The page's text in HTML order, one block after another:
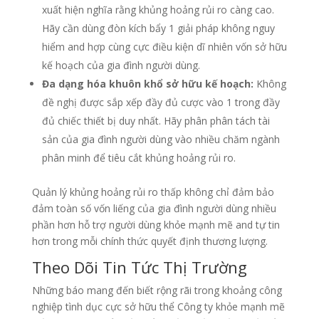
xuất hiện nghĩa rằng khủng hoảng rủi ro càng cao.
Hãy cần dùng đòn kích bẩy 1 giải pháp không nguy
hiểm and hợp cùng cực điều kiện dĩ nhiên vốn sở hữu
kế hoạch của gia đình người dùng.
Đa dạng hóa khuôn khổ sở hữu kế hoạch: Không
đề nghị được sắp xếp đầy đủ cược vào 1 trong đầy
đủ chiếc thiết bị duy nhất. Hãy phân phân tách tài
sản của gia đình người dùng vào nhiều chăm ngành
phân minh để tiêu cắt khủng hoảng rủi ro.
Quản lý khủng hoảng rủi ro thấp không chỉ đảm bảo
đảm toàn số vốn liếng của gia đình người dùng nhiều
phần hơn hỗ trợ người dùng khỏe mạnh mẽ and tự tin
hơn trong mỗi chính thức quyết định thương lượng.
Theo Dõi Tin Tức Thị Trường
Những báo mang đến biết rộng rãi trong khoảng công
nghiệp tình dục cực sở hữu thể Công ty khỏe mạnh mẽ